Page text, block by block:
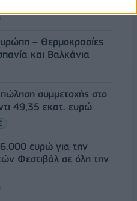
– Θερμοκρασίες
και Βαλκάνια
συμμετοχής στο
49,35 εκατ. ευρώ
ευρώ για την
Φεστιβάλ σε όλη την